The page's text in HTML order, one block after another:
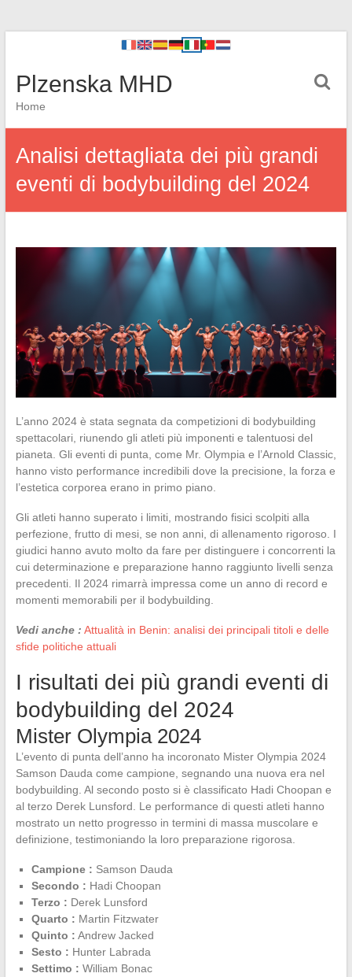
Plzenska MHD
Home
Analisi dettagliata dei più grandi
eventi di bodybuilding del 2024
L’anno 2024 è stata segnata da competizioni di bodybuilding
spettacolari, riunendo gli atleti più imponenti e talentuosi del
pianeta. Gli eventi di punta, come Mr. Olympia e l’Arnold Classic,
hanno visto performance incredibili dove la precisione, la forza e
l’estetica corporea erano in primo piano.
Gli atleti hanno superato i limiti, mostrando fisici scolpiti alla
perfezione, frutto di mesi, se non anni, di allenamento rigoroso. I
giudici hanno avuto molto da fare per distinguere i concorrenti la
cui determinazione e preparazione hanno raggiunto livelli senza
precedenti. Il 2024 rimarrà impressa come un anno di record e
momenti memorabili per il bodybuilding.
Vedi anche : Attualità in Benin: analisi dei principali titoli e delle
sfide politiche attuali
I risultati dei più grandi eventi di
bodybuilding del 2024
Mister Olympia 2024
L’evento di punta dell’anno ha incoronato Mister Olympia 2024
Samson Dauda come campione, segnando una nuova era nel
bodybuilding. Al secondo posto si è classificato Hadi Choopan e
al terzo Derek Lunsford. Le performance di questi atleti hanno
mostrato un netto progresso in termini di massa muscolare e
definizione, testimoniando la loro preparazione rigorosa.
Campione : Samson Dauda
Secondo : Hadi Choopan
Terzo : Derek Lunsford
Quarto : Martin Fitzwater
Quinto : Andrew Jacked
Sesto : Hunter Labrada
Settimo : William Bonac